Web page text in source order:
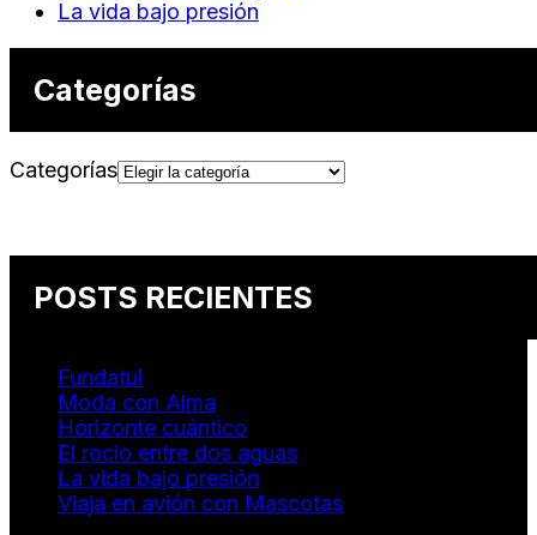
La vida bajo presión
Categorías
Categorías
POSTS RECIENTES
Fundatul
Moda con Alma
Horizonte cuántico
El rocio entre dos aguas
La vida bajo presión
Viaja en avión con Mascotas